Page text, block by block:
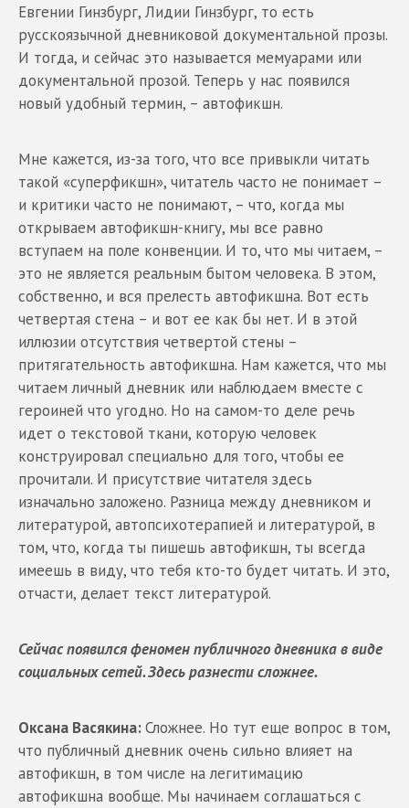
Евгении Гинзбург, Лидии Гинзбург, то есть
русскоязычной дневниковой документальной прозы.
И тогда, и сейчас это называется мемуарами или
документальной прозой. Теперь у нас появился
новый удобный термин, – автофикшн.
Мне кажется, из-за того, что все привыкли читать
такой «суперфикшн», читатель часто не понимает –
и критики часто не понимают, – что, когда мы
открываем автофикшн-книгу, мы все равно
вступаем на поле конвенции. И то, что мы читаем, –
это не является реальным бытом человека. В этом,
собственно, и вся прелесть автофикшна. Вот есть
четвертая стена – и вот ее как бы нет. И в этой
иллюзии отсутствия четвертой стены –
притягательность автофикшна. Нам кажется, что мы
читаем личный дневник или наблюдаем вместе с
героиней что угодно. Но на самом-то деле речь
идет о текстовой ткани, которую человек
конструировал специально для того, чтобы ее
прочитали. И присутствие читателя здесь
изначально заложено. Разница между дневником и
литературой, автопсихотерапией и литературой, в
том, что, когда ты пишешь автофикшн, ты всегда
имеешь в виду, что тебя кто-то будет читать. И это,
отчасти, делает текст литературой.
Сейчас появился феномен публичного дневника в виде
социальных сетей. Здесь разнести сложнее.
Оксана Васякина:Сложнее. Но тут еще вопрос в том,
что публичный дневник очень сильно влияет на
автофикшн, в том числе на легитимацию
автофикшна вообще. Мы начинаем соглашаться с